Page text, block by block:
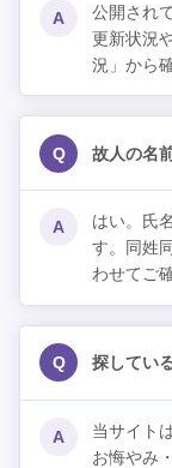
A
公開され
更新状況
況」から
Q 故人の名
A
はい。氏
す。同姓
わせてご
Q 探してい
A
当サイト
お悔やみ